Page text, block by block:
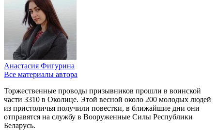
Анастасия Фигурина
Все материалы автора
Торжественные проводы призывников прошли в воинской
части 3310 в Околице. Этой весной около 200 молодых людей
из пристоличья получили повестки, в ближайшие дни они
отправятся на службу в Вооруженные Силы Республики
Беларусь.